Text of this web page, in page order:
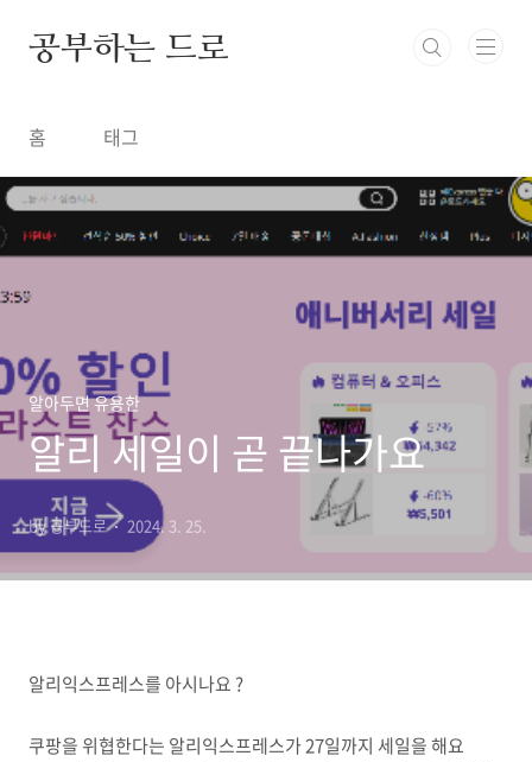
공부하는 드로
홈 태그
알아두면 유용한
알리 세일이 곧 끝나가요
by 공부드로 2024. 3. 25.
알리익스프레스를 아시나요 ?
쿠팡을 위협한다는 알리익스프레스가 27일까지 세일을 해요